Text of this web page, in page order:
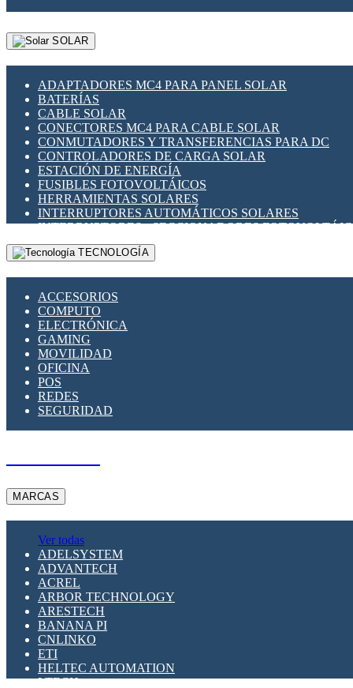
SOLAR
ADAPTADORES MC4 PARA PANEL SOLAR
BATERÍAS
CABLE SOLAR
CONECTORES MC4 PARA CABLE SOLAR
CONMUTADORES Y TRANSFERENCIAS PARA DC
CONTROLADORES DE CARGA SOLAR
ESTACIÓN DE ENERGÍA
FUSIBLES FOTOVOLTÁICOS
HERRAMIENTAS SOLARES
INTERRUPTORES AUTOMÁTICOS SOLARES
INTERRUPTORES - SECCIONADORES
MONTAJE PANEL SOLAR
PORTA FUSIBLES Y SECCIONADORES
TECNOLOGÍA
ACCESORIOS
COMPUTO
ELECTRÓNICA
GAMING
MOVILIDAD
OFICINA
POS
REDES
SEGURIDAD
MARCAS
Ver todas
ADELSYSTEM
ADVANTECH
ACREL
ARBOR TECHNOLOGY
ARESTECH
BANANA PI
CNLINKO
ETI
HELTEC AUTOMATION
LTECH